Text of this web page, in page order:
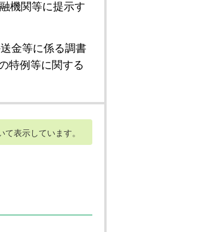
機関等に提示す
金等に係る調書
特例等に関する
表示しています。